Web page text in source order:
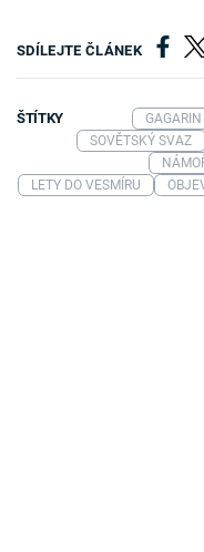
SDÍLEJTE ČLÁNEK
ŠTÍTKY GAGARIN
SOVĚTSKÝ SVAZ
LETY DO VESMÍRU